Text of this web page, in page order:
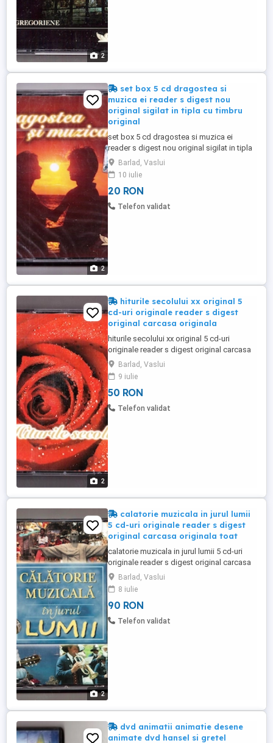
2
2
set box 5 cd dragostea si
muzica ei reader s digest nou
original sigilat in tipla cu timbru
original
set box 5 cd dragostea si muzica ei
reader s digest nou original sigilat in tipla
cu timbru original carcasa originala toate
cele 5 cd-uri sunt in aceeasi carcasa nu le
vand decat impreuna la un pret total final
20 de lei trimit in tara prin posta sau curier
vizitati toate ofertele mele este indicata ...
Barlad, Vaslui
10 iulie
20 RON
Telefon validat
2
hiturile secolului xx original 5
cd-uri originale reader s digest
original carcasa originala
hiturile secolului xx original 5 cd-uri
originale reader s digest original carcasa
originala toate cele 5 cd-uri sunt in
aceeasi carcasa editie 2006 casa discuri
reader's digest made in Romania nu le
vand decat impreuna la un pret total final
50 de lei trimit in tara prin posta sau curier
Barlad, Vaslui
9 iulie
50 RON
Telefon validat
2
calatorie muzicala in jurul lumii
5 cd-uri originale reader s digest
original carcasa originala toat
calatorie muzicala in jurul lumii 5 cd-uri
originale reader s digest original carcasa
originala toate cele 5 cd-uri sunt in
aceeasi carcasa cd 1: salutari din europa
cd 2: periplu mediteraneean cd 3: muzica
sud-americana cd 4: muzica din golful
mexicului cd 5: lumea muzicii nu le vand
Barlad, Vaslui
8 iulie
90 RON
Telefon validat
dvd animatii animatie desene
animate dvd hansel si gretel